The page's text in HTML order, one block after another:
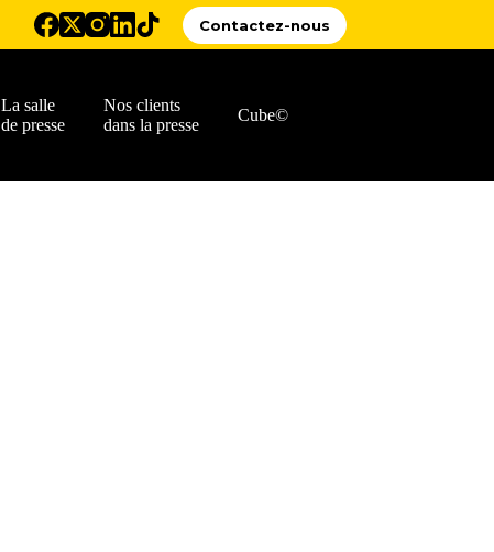
Contactez-nous
La salle
de presse
Nos clients
dans la presse
Cube©